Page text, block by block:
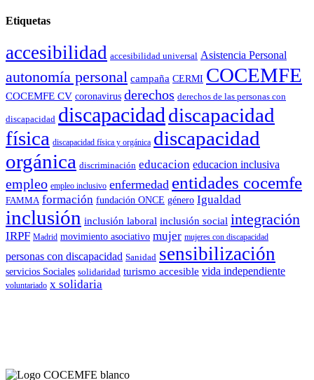
Etiquetas
accesibilidad accesibilidad universal Asistencia Personal
autonomía personal campaña CERMI COCEMFE
COCEMFE CV coronavirus derechos derechos de las personas con
discapacidad discapacidad discapacidad
física discapacidad física y orgánica discapacidad
orgánica discriminación educacion educacion inclusiva
empleo empleo inclusivo enfermedad entidades cocemfe
FAMMA formación fundación ONCE género Igualdad
inclusión inclusión laboral inclusión social integración
IRPF Madrid movimiento asociativo mujer mujeres con discapacidad
personas con discapacidad Sanidad sensibilización
servicios Sociales solidaridad turismo accesible vida independiente
voluntariado x solidaria